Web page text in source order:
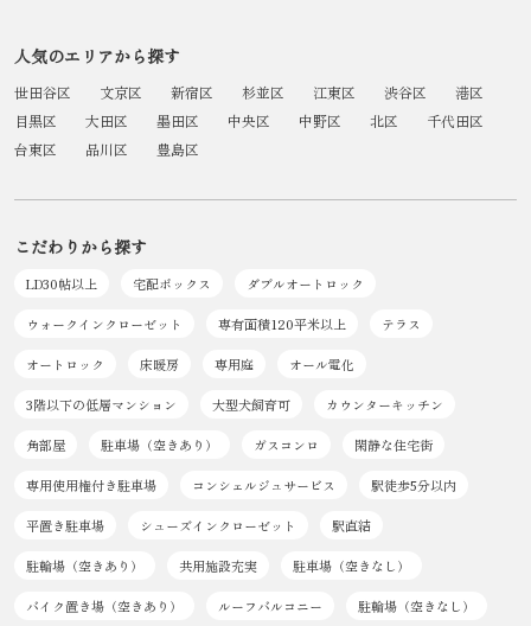
人気のエリアから探す
世田谷区 文京区 新宿区 杉並区 江東区 渋谷区 港区
目黒区 大田区 墨田区 中央区 中野区 北区 千代田区
台東区 品川区 豊島区
こだわりから探す
LD30帖以上 宅配ボックス ダブルオートロック
ウォークインクローゼット 専有面積120平米以上 テラス
オートロック 床暖房 専用庭 オール電化
3階以下の低層マンション 大型犬飼育可 カウンターキッチン
角部屋 駐車場（空きあり） ガスコンロ 閑静な住宅街
専用使用権付き駐車場 コンシェルジュサービス 駅徒歩5分以内
平置き駐車場 シューズインクローゼット 駅直結
駐輪場（空きあり） 共用施設充実 駐車場（空きなし）
バイク置き場（空きあり） ルーフバルコニー 駐輪場（空きなし）